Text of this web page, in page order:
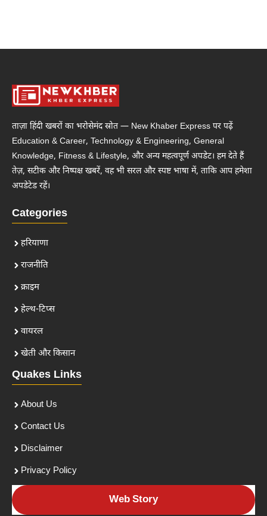
ताज़ा हिंदी खबरों का भरोसेमंद स्रोत — New Khaber Express पर पढ़ें
Education & Career, Technology & Engineering, General
Knowledge, Fitness & Lifestyle, और अन्य महत्वपूर्ण अपडेट। हम देते हैं
तेज़, सटीक और निष्पक्ष खबरें, वह भी सरल और स्पष्ट भाषा में, ताकि आप हमेशा
अपडेटेड रहें।
Categories
हरियाणा
राजनीति
क्राइम
हेल्थ-टिप्स
वायरल
खेती और किसान
Quakes Links
About Us
Contact Us
Disclaimer
Privacy Policy
Web Story